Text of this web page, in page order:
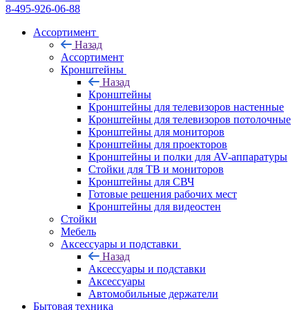
8-495-926-06-88
Ассортимент
Назад
Ассортимент
Кронштейны
Назад
Кронштейны
Кронштейны для телевизоров настенные
Кронштейны для телевизоров потолочные
Кронштейны для мониторов
Кронштейны для проекторов
Кронштейны и полки для AV-аппаратуры
Стойки для ТВ и мониторов
Кронштейны для СВЧ
Готовые решения рабочих мест
Кронштейны для видеостен
Стойки
Мебель
Аксессуары и подставки
Назад
Аксессуары и подставки
Аксессуары
Автомобильные держатели
Бытовая техника